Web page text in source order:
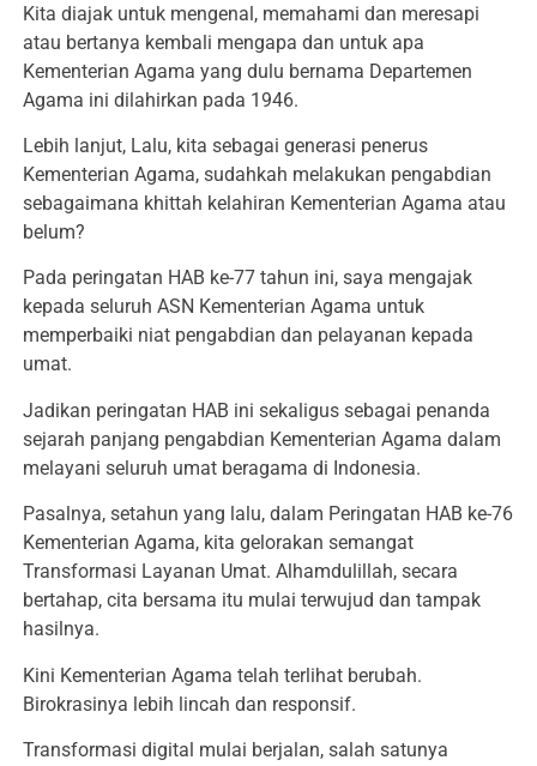
Kita diajak untuk mengenal, memahami dan meresapi
atau bertanya kembali mengapa dan untuk apa
Kementerian Agama yang dulu bernama Departemen
Agama ini dilahirkan pada 1946.
Lebih lanjut, Lalu, kita sebagai generasi penerus
Kementerian Agama, sudahkah melakukan pengabdian
sebagaimana khittah kelahiran Kementerian Agama atau
belum?
Pada peringatan HAB ke-77 tahun ini, saya mengajak
kepada seluruh ASN Kementerian Agama untuk
memperbaiki niat pengabdian dan pelayanan kepada
umat.
Jadikan peringatan HAB ini sekaligus sebagai penanda
sejarah panjang pengabdian Kementerian Agama dalam
melayani seluruh umat beragama di Indonesia.
Pasalnya, setahun yang lalu, dalam Peringatan HAB ke-76
Kementerian Agama, kita gelorakan semangat
Transformasi Layanan Umat. Alhamdulillah, secara
bertahap, cita bersama itu mulai terwujud dan tampak
hasilnya.
Kini Kementerian Agama telah terlihat berubah.
Birokrasinya lebih lincah dan responsif.
Transformasi digital mulai berjalan, salah satunya